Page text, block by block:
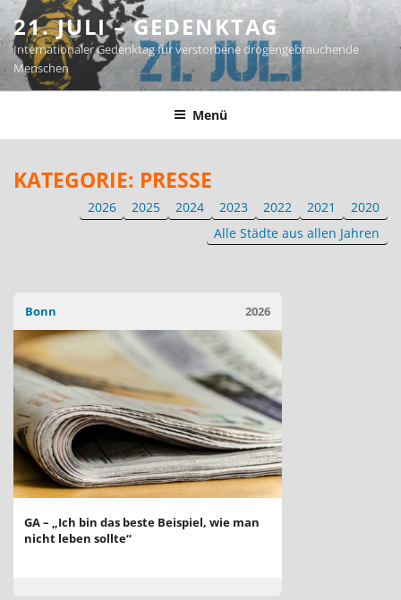
Zum
Inhalt
springen
21. JULI – GEDENKTAG
Internationaler Gedenktag für verstorbene drogengebrauchende
Menschen
Menü
KATEGORIE: PRESSE
2026 2025 2024 2023 2022 2021
2020
Alle Städte aus allen Jahren
2026
Bonn
GA – „Ich bin das beste Beispiel, wie man
nicht leben sollte“